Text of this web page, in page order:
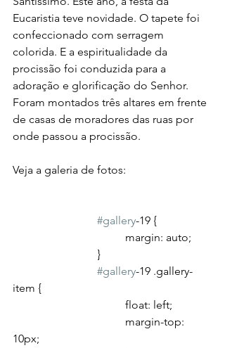
Eucaristia teve novidade. O tapete foi
confeccionado com serragem
colorida. E a espiritualidade da
procissão foi conduzida para a
adoração e glorificação do Senhor.
Foram montados três altares em frente
de casas de moradores das ruas por
onde passou a procissão.
Veja a galeria de fotos:
#gallery-19 {
				margin: auto;
			}
#gallery-19 .gallery-
item {
				float: left;
10px;